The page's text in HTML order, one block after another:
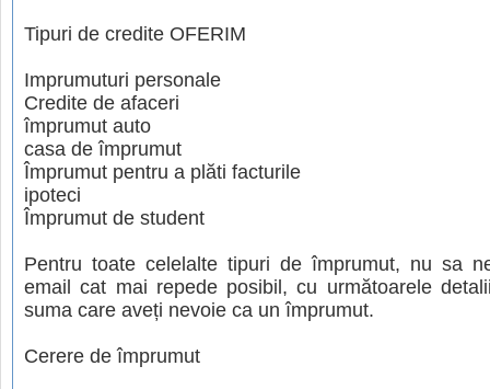
Tipuri de credite OFERIM
Imprumuturi personale
Credite de afaceri
împrumut auto
casa de împrumut
Împrumut pentru a plăti facturile
ipoteci
Împrumut de student
Pentru toate celelalte tipuri de împrumut, nu sa
email cat mai repede posibil, cu următoarele
suma care aveți nevoie ca un împrumut.
Cerere de împrumut